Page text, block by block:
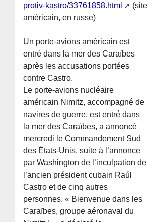
protiv-kastro/33761858.html
(site
américain, en russe)
Un porte-avions américain est
entré dans la mer des Caraïbes
après les accusations portées
contre Castro.
Le porte-avions nucléaire
américain Nimitz, accompagné de
navires de guerre, est entré dans
la mer des Caraïbes, a annoncé
mercredi le Commandement Sud
des États-Unis, suite à l’annonce
par Washington de l’inculpation de
l’ancien président cubain Raúl
Castro et de cinq autres
personnes. « Bienvenue dans les
Caraïbes, groupe aéronaval du